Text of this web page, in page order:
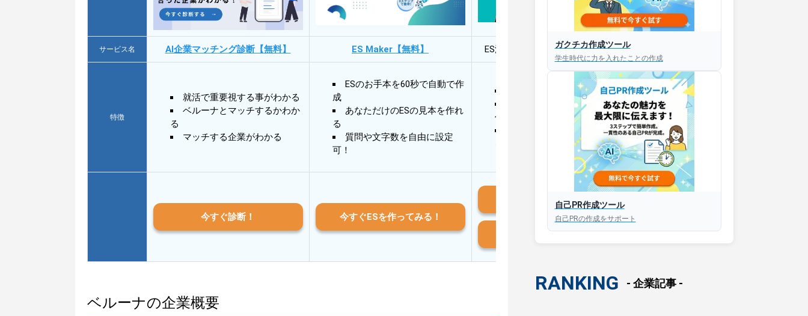
サービス名 AI企業マッチング診断【無料】 ES Maker【無料】 ES添削・面接対策アプリ【無料】
特徴
就活で重要視する事がわかる
ベルーナとマッチするかわか
る
マッチする企業がわかる
ESのお手本を60秒で自動で作
成
あなただけのESの見本を作れ
る
質問や文字数を自由に設定
可！
30秒以内にあなたのESを添削
30秒以内にあなただけのESを
作成
AIと対話して面接練習ができ
今すぐ診断！ 今すぐESを作ってみる！
iOS版はこちら
Android版はこちら
ベルーナの企業概要
ガクチカ作成ツール
学生時代に力を入れたことの作成
自己PR作成ツール
自己PRの作成をサポート
RANKING - 企業記事 -